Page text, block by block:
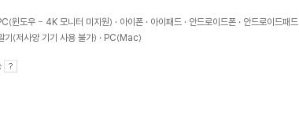
윈도우 - 4K 모니터 미지원) 아이폰 아이패드 안드로이드폰
안드로이드패드
기(저사양 기기 사용 불가)
PC(Mac)